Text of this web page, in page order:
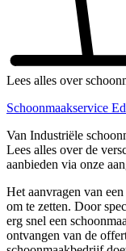
Lees alles over
Schoonmaakservice
Van Industriële
Lees alles over de
aanbieden via onze
Het aanvragen van
om te zetten. Door
erg snel een
ontvangen van de